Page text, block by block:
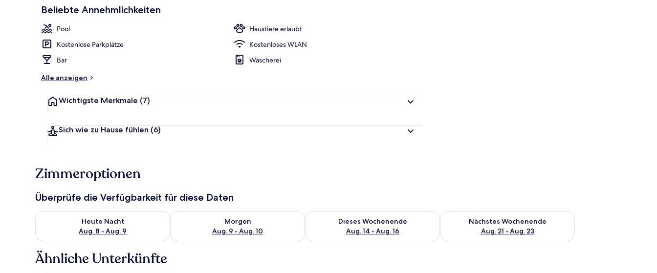
Ferienhütte | Kostenlose Babybetten, kostenloses WLAN, individuell dekoriert
Beliebte Annehmlichkeiten
Pool
Haustiere erlaubt
Kostenlose Parkplätze
Kostenloses WLAN
Bar
Wäscherei
Alle anzeigen
Wichtigste Merkmale (7)
Sich wie zu Hause fühlen (6)
Zimmeroptionen
Überprüfe die Verfügbarkeit für diese Daten
Heute Nacht
Aug. 8 - Aug. 9
Überprüfe die Verfügbarkeit für heute Nacht, Aug. 8 - Aug. 9.
Morgen
Aug. 9 - Aug. 10
Überprüfe die Verfügbarkeit für morgen, Aug. 9 - Aug. 10.
Dieses Wochenende
Aug. 14 - Aug. 16
Überprüfe die Verfügbarkeit für dieses Wochenende, Aug. 14 - Aug. 16.
Nächstes Wochenende
Aug. 21 - Aug. 23
Überprüfe die Verfügbarkeit für nächstes Wochenende, Aug.
Ähnliche Unterkünfte